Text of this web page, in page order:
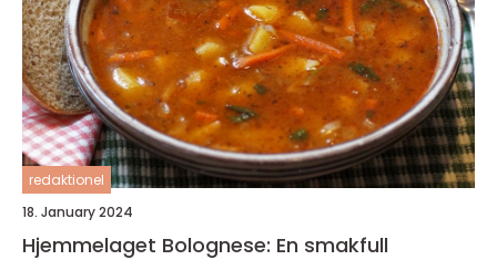
redaktionel
18. January 2024
Hjemmelaget Bolognese: En smakfull